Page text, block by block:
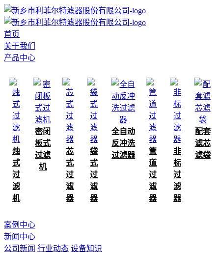
首页
关于我们
产品中心
烛
式
过
滤
机
密闭
板式
过滤
机
芯
式
过
滤
器
袋
式
过
滤
器
全自动
反冲洗
过滤器
管
道
过
滤
器
非
标
过
滤
器
配套
滤芯
滤袋
案例中心
新闻中心
公司新闻 行业动态 设备知识